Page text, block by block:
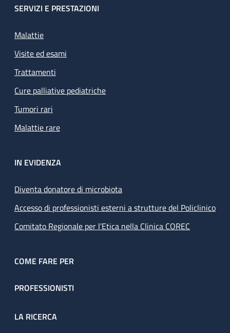
SERVIZI E PRESTAZIONI
Malattie
Visite ed esami
Trattamenti
Cure palliative pediatriche
Tumori rari
Malattie rare
IN EVIDENZA
Diventa donatore di microbiota
Accesso di professionisti esterni a strutture del Policlinico
Comitato Regionale per l’Etica nella Clinica COREC
COME FARE PER
PROFESSIONISTI
LA RICERCA